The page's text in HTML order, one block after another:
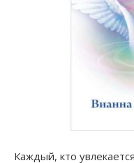
Каждый, кто